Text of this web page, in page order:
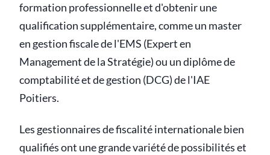
formation professionnelle et d'obtenir une
qualification supplémentaire, comme un master
en gestion fiscale de l'EMS (Expert en
Management de la Stratégie) ou un diplôme de
comptabilité et de gestion (DCG) de l'IAE
Poitiers.
Les gestionnaires de fiscalité internationale bien
qualifiés ont une grande variété de possibilités et